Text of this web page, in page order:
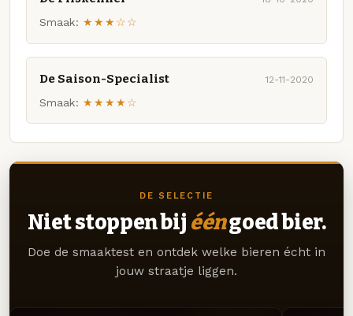
Smaak: ★★★☆☆
De Saison-Specialist 12-11-2020
Smaak: ★★★★☆
DE SELECTIE
Niet stoppen bij ééngoed bier.
Doe de smaaktest en ontdek welke bieren écht in
jouw straatje liggen.